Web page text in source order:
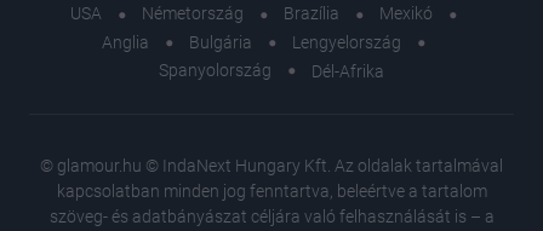
USA Németország Brazília
Mexikó
Anglia
Bulgária
Lengyelország
Spanyolország
Dél-Afrika
© glamour.hu © IndaNext Hungary Kft. Az oldalak tartalmával
kapcsolatban minden jog fenntartva, beleértve a tartalom
szöveg- és adatbányászat céljára való felhasználását is – a